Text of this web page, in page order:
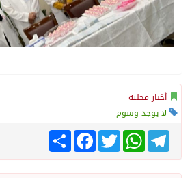
أخبار محلية
لا يوجد وسوم
انشر
FacebookTwitter
WhatsAppTelegram